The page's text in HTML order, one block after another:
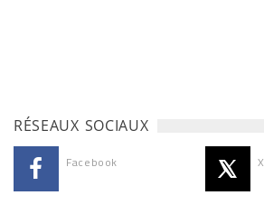
RÉSEAUX SOCIAUX
Facebook X